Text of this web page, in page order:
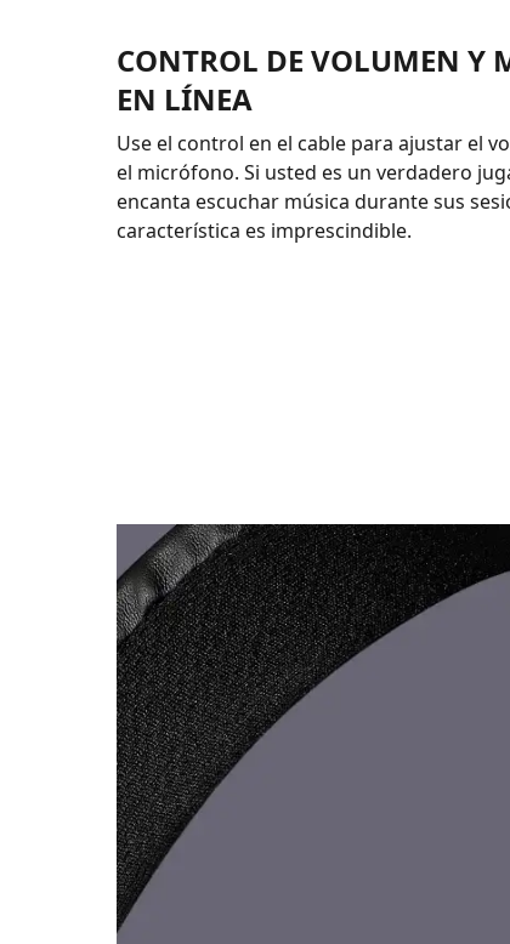
CONTROL DE VOLUMEN Y
EN LÍNEA
Use el control en el cable para ajustar el
el micrófono. Si usted es un verdadero
encanta escuchar música durante sus
característica es imprescindible.